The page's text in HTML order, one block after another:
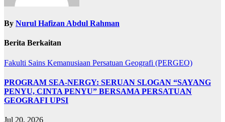
By Nurul Hafizan Abdul Rahman
Berita Berkaitan
Fakulti Sains Kemanusiaan Persatuan Geografi (PERGEO)
PROGRAM SEA-NERGY: SERUAN SLOGAN “SAYANG
PENYU, CINTA PENYU” BERSAMA PERSATUAN
GEOGRAFI UPSI
Jul 20, 2026